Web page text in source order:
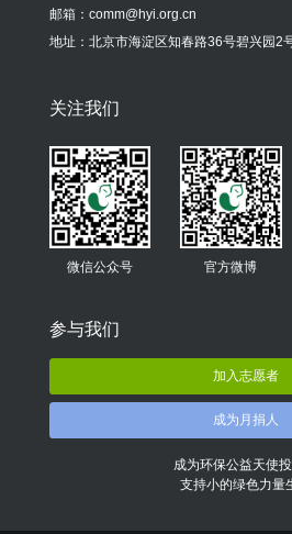
邮箱：comm@hyi.org.cn
地址：北京市海淀区知春路36号碧兴园2
关注我们
微信公众号 官方微博
参与我们
加入志愿者
成为月捐人
成为环保公益天使
支持小的绿色力量